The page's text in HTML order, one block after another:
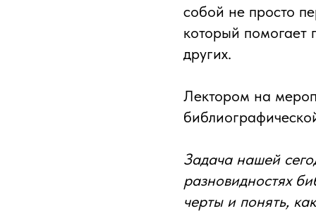
собой не просто
который помогает
других.
Лектором на
Задача нашей
разновидностях
черты и понять,